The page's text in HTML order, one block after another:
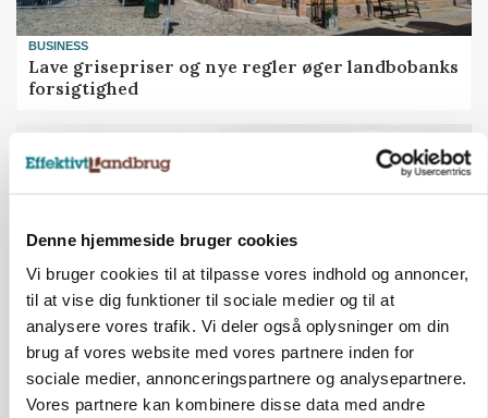
Denne hjemmeside bruger cookies
Vi bruger cookies til at tilpasse vores indhold og annoncer,
til at vise dig funktioner til sociale medier og til at
analysere vores trafik. Vi deler også oplysninger om din
brug af vores website med vores partnere inden for
sociale medier, annonceringspartnere og analysepartnere.
Vores partnere kan kombinere disse data med andre
BUSINESS
Lave grisepriser og nye regler øger landbobanks
forsigtighed
Det er en uskik at udlægge et røgslør om